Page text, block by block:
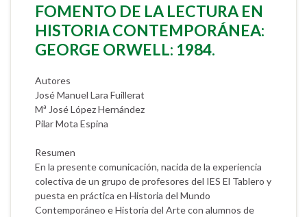
FOMENTO DE LA LECTURA EN
HISTORIA CONTEMPORÁNEA:
GEORGE ORWELL: 1984.
Autores
José Manuel Lara Fuillerat
Mª José López Hernández
Pilar Mota Espina
Resumen
En la presente comunicación, nacida de la experiencia
colectiva de un grupo de profesores del IES El Tablero y
puesta en práctica en Historia del Mundo
Contemporáneo e Historia del Arte con alumnos de